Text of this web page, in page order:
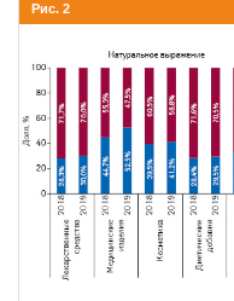
Рис. 2